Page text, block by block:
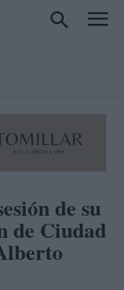
de su
de Ciudad